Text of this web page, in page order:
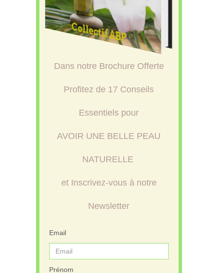
Dans notre Brochure Offerte
Profitez de 17 Conseils
Essentiels pour
AVOIR UNE BELLE PEAU
NATURELLE
et Inscrivez-vous à notre
Newsletter
Email
Prénom